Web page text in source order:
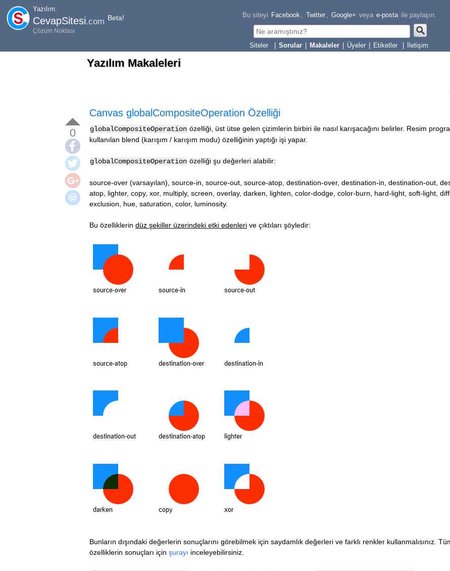
Yazılım.
CevapSitesi.com Beta!
Çözüm Noktası
Bu siteyi Facebook , Twitter , Google+ veya e-posta ile paylaşın.
Sorular Makaleler Üyeler Etiketler İletişim
Yazılım Makaleleri
0
Canvas globalCompositeOperation Özelliği
globalCompositeOperation özelliği, üst ütse gelen çizimlerin birbiri ile nasıl karışacağını belirler. Resim
kullanılan blend (karışım / karışım modu) özelliğinin yaptığı işi yapar.
globalCompositeOperation özelliği şu değerleri alabilir:
source-over (varsayılan), source-in, source-out, source-atop, destination-over, destination-in, destination-out,
atop, lighter, copy, xor, multiply, screen, overlay, darken, lighten, color-dodge, color-burn, hard-light, soft-light,
exclusion, hue, saturation, color, luminosity.
Bu özelliklerin düz şekiller üzerindeki etki edenleri ve çıktıları şöyledir:
Bunların dışındaki değerlerin sonuçlarını görebilmek için saydamlık değerleri ve farklı renkler kullanmalısınız.
özelliklerin sonuçları için şurayı inceleyebilirsiniz.